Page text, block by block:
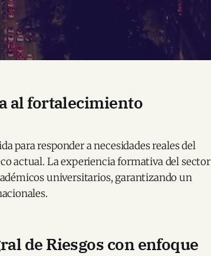
al fortalecimiento
para responder a necesidades reales del
actual. La experiencia formativa del sector
universitarios, garantizando un
de Riesgos con enfoque